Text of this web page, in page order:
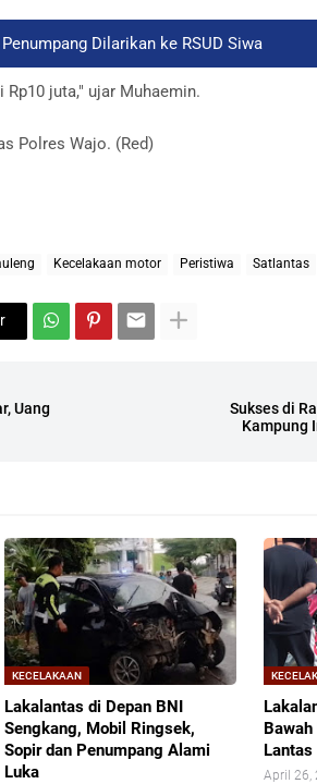
Dilarikan ke RSUD Siwa
juta," ujar Muhaemin.
Polres Wajo. (Red)
Kecelakaan motor Peristiwa Satlantas
Uang
Sukses di
Kampung
KECELAKAAN
Lakalantas di Depan BNI
Sengkang, Mobil Ringsek,
Sopir dan Penumpang Alami
Luka
Lantas
April 26,